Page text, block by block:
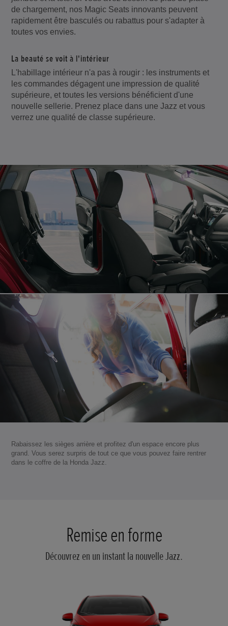
de chargement, nos Magic Seats innovants peuvent
rapidement être basculés ou rabattus pour s'adapter à
toutes vos envies.
La beauté se voit à l'intérieur
L'habillage intérieur n'a pas à rougir : les instruments et
les commandes dégagent une impression de qualité
supérieure, et toutes les versions bénéficient d'une
nouvelle sellerie. Prenez place dans une Jazz et vous
verrez une qualité de classe supérieure.
Rabaissez les sièges arrière et profitez d'un espace encore plus
grand. Vous serez surpris de tout ce que vous pouvez faire rentrer
dans le coffre de la Honda Jazz.
Remise en forme
Découvrez en un instant la nouvelle Jazz.